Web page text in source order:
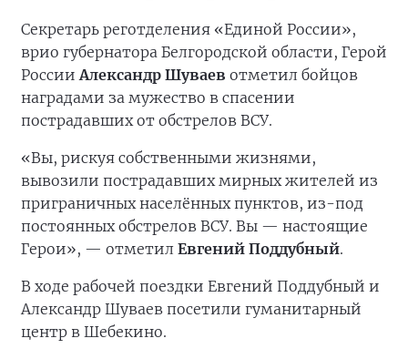
Секретарь реготделения «Единой России»,
врио губернатора Белгородской области, Герой
РоссииАлександр Шуваев отметил бойцов
наградами за мужество в спасении
пострадавших от обстрелов ВСУ.
«Вы, рискуя собственными жизнями,
вывозили пострадавших мирных жителей из
приграничных населённых пунктов, из-под
постоянных обстрелов ВСУ. Вы — настоящие
Герои», — отметил Евгений Поддубный.
В ходе рабочей поездки Евгений Поддубный и
Александр Шуваев посетили гуманитарный
центр в Шебекино.